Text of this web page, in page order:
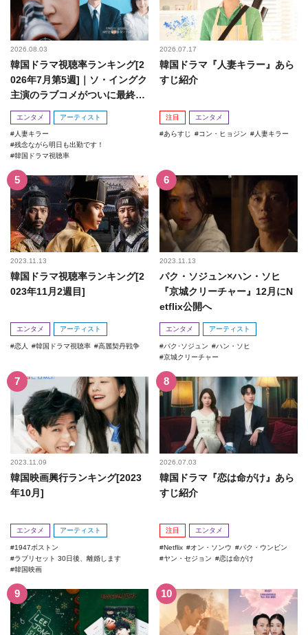
2026.08.03
韓国ドラマ視聴率ランキング[2
026年7月第5週]｜ソ・イングク
主演のラブコメがついに最終
回！
エンタメ アーティスト
人妻キラー
残念ながら明日も出勤です！
韓国ドラマ視聴率
2026.07.17
韓国ドラマ『人妻キラー』あら
すじ紹介
注目 エンタメ
あらすじ コン・ヒョジン 人妻キラー
2023.11.13
韓国ドラマ視聴率ランキング[2
023年11月2週目]
エンタメ アーティスト
恋人 韓国ドラマ視聴率 高麗契丹戦争
2023.11.13
パク・ソジュン×ハン・ソヒ
『京城クリーチャー』12月にN
etflix公開へ
エンタメ アーティスト
パク･ソジュン
ハン・ソヒ
京城クリーチャー
2023.11.09
韓国映画興行ランキング[2023
年10月]
エンタメ アーティスト
1947ボストン
ラブリセット 30日後、離婚します
韓国映画
2026.07.03
韓国ドラマ『恋は命がけ』あら
すじ紹介
注目 エンタメ
Netflix オン・ソンウ
パク・ウンビン
ヤン・セジョン
恋は命がけ